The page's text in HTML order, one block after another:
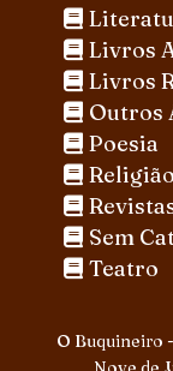
Livros
Livros
Outros
Poesia
Religião
Sem
Teatro
O Buquineiro